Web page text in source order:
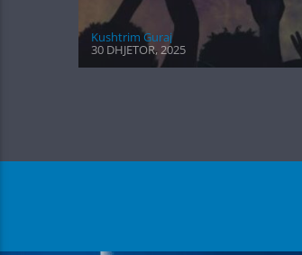
Kushtrim Guraj
30 DHJETOR, 2025